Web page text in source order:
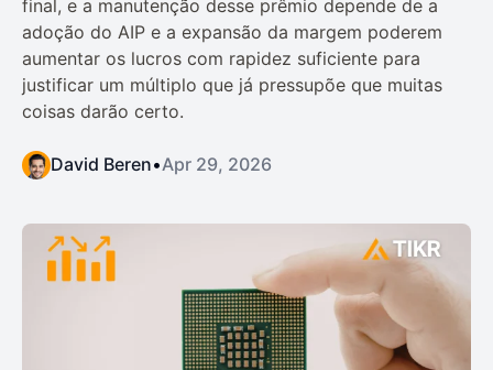
final, e a manutenção desse prêmio depende de a
adoção do AIP e a expansão da margem poderem
aumentar os lucros com rapidez suficiente para
justificar um múltiplo que já pressupõe que muitas
coisas darão certo.
David Beren•Apr 29, 2026